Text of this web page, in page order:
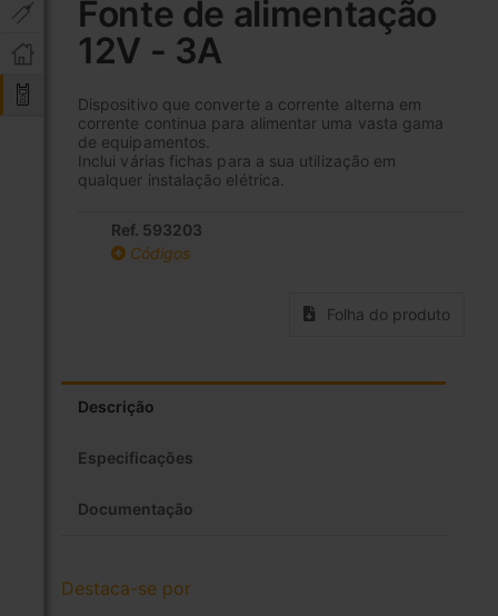
Fonte de alimentação
12V - 3A
Dispositivo que converte a corrente alterna em
corrente continua para alimentar uma vasta gama
de equipamentos.
Inclui várias fichas para a sua utilização em
qualquer instalação elétrica.
Ref. 593203
Códigos
Folha do produto
início
da
de
imagens
Descrição
Especificações
Documentação
Destaca-se por